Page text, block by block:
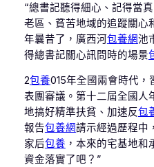
“總書記聽得細心、記得當
老區、貧苦地域的追蹤關心
年曩昔了，廣西河包養網池
得總書記關心訊問時的場景
2包養015年全國兩會時代，
表團審議。第十二屆全國人
地搞好精準扶貧、加速反包
報告包養網請示經過歷程中
家后包養 ，本來的宅基地和
資金落實了吧？”